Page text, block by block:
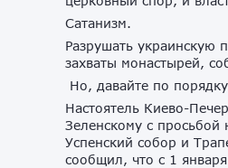
Сатанизм.
Разрушать украинскую
захваты монастырей,
Но, давайте по
Настоятель Киево-
Зеленскому с
Успенский собор и
сообщил, что с 1